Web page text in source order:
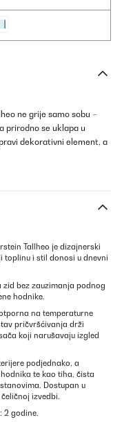
ne grije samo sobu –
prirodno se uklapa u
dekorativni element, a
Tallheo je dizajnerski
toplinu i stil donosi u dnevni
zid bez zauzimanja podnog
hodnike.
na temperaturne
pričvršćivanja drži
koji narušavaju izgled
podjednako, a
te kao tiha, čista
Dostupan u
izvedbi.
2 godine.